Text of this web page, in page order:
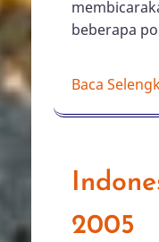
beberapa
Baca
2005